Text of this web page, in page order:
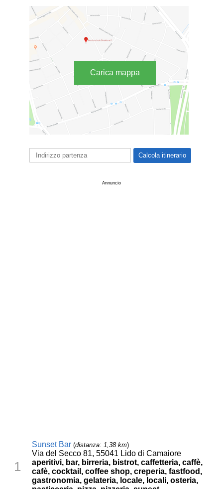
Carica mappa
Annuncio
1
Sunset Bar (distanza: 1,38 km)
Via del Secco 81, 55041 Lido di Camaiore
aperitivi, bar, birreria, bistrot, caffetteria, caffè,
cafè, cocktail, coffee shop, creperia, fastfood,
gastronomia, gelateria, locale, locali, osteria,